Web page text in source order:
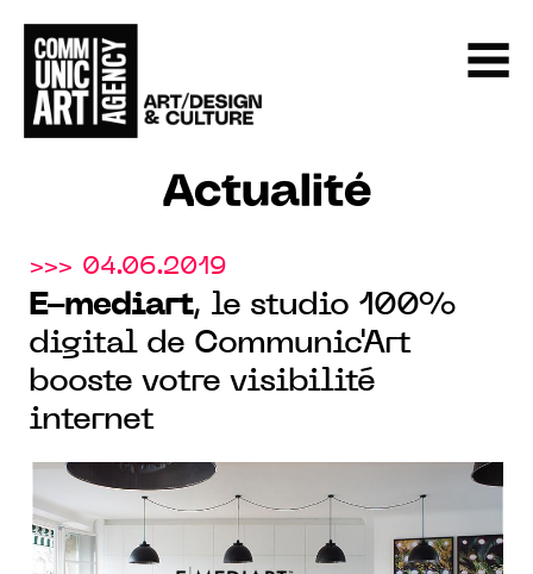
Actualité
>>> 04.06.2019
E-mediart, le studio 100%
digital de Communic'Art
booste votre visibilité
internet